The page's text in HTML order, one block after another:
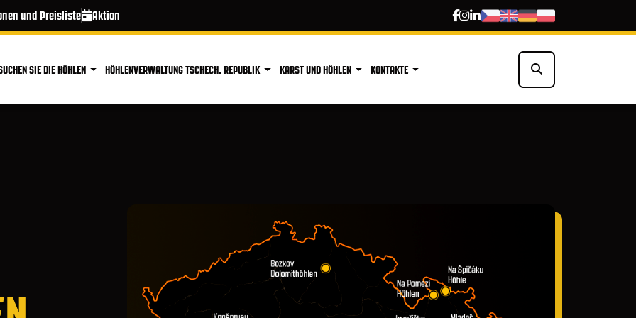
und Preisliste Aktion
SIE DIE HÖHLEN HÖHLENVERWALTUNG TSCHECH. REPUBLIK KARST UND HÖHLEN KONTAKTE